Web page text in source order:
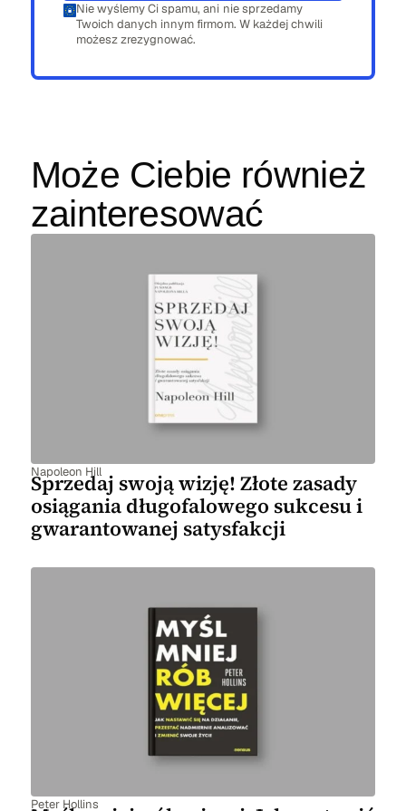
Nie wyślemy Ci spamu, ani nie sprzedamy
Twoich danych innym firmom. W każdej chwili
możesz zrezygnować.
Może Ciebie również
zainteresować
Napoleon Hill
Sprzedaj swoją wizję! Złote zasady
osiągania długofalowego sukcesu i
gwarantowanej satysfakcji
Peter Hollins